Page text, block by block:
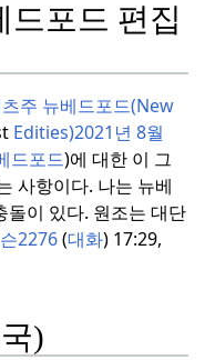
드포드 편집
주 뉴베드포드(New
Edities)2021년 8월
드포드)에 대한 이 그
사항이다. 나는 뉴베
돌이 있다. 원조는 대단
2276(대화) 17:29,
)